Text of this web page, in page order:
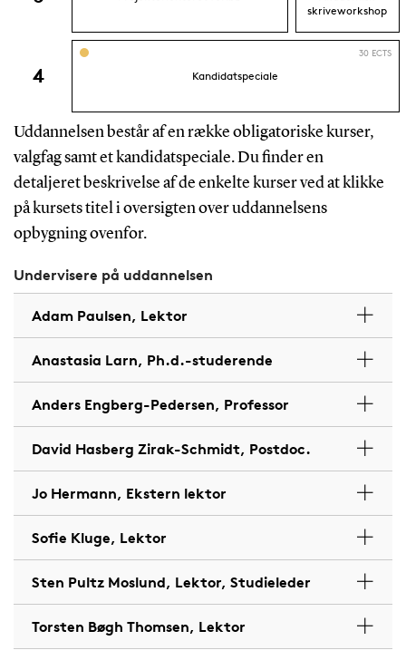
Uddannelsen består af en række obligatoriske kurser,
valgfag samt et kandidatspeciale. Du finder en
detaljeret beskrivelse af de enkelte kurser ved at klikke
på kursets titel i oversigten over uddannelsens
opbygning ovenfor.
Undervisere på uddannelsen
Adam Paulsen, Lektor
Anastasia Larn, Ph.d.-studerende
Anders Engberg-Pedersen, Professor
David Hasberg Zirak-Schmidt, Postdoc.
Jo Hermann, Ekstern lektor
Sofie Kluge, Lektor
Sten Pultz Moslund, Lektor, Studieleder
Torsten Bøgh Thomsen, Lektor